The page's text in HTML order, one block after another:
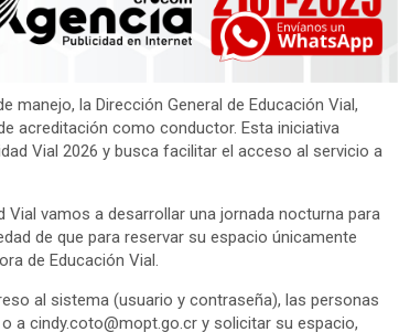
la Dirección General de Educación Vial,
acreditación como conductor. Esta iniciativa
Vial 2026 y busca facilitar el acceso al servicio a
Vial vamos a desarrollar una jornada nocturna para
de que para reservar su espacio únicamente
de Educación Vial.
al sistema (usuario y contraseña), las personas
o a cindy.coto@mopt.go.cr y solicitar su espacio,